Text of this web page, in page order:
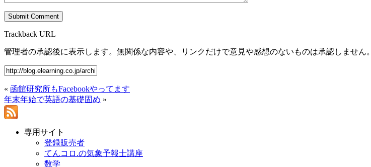
Trackback URL
管理者の承認後に表示します。無関係な内容や、リンクだけで意見や感想のないものは承認しません。
« 函館研究所もFacebookやってます
年末年始で英語の基礎固め »
専用サイト
登録販売者
てんコロ.の気象予報士講座
数学